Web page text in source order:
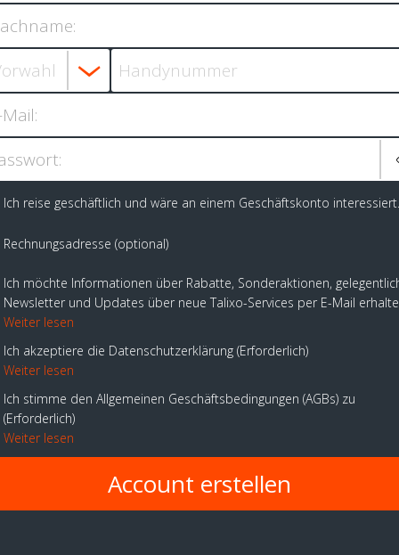
Ich reise geschäftlich und wäre an einem Geschäftskonto interessiert.
Rechnungsadresse (optional)
Ich möchte Informationen über Rabatte, Sonderaktionen,
Newsletter und Updates über neue Talixo-Services per E-Mail
Weiter lesen
Ich akzeptiere die Datenschutzerklärung Erforderlich
Weiter lesen
Ich stimme den Allgemeinen Geschäftsbedingungen (AGBs) zu
Erforderlich
Weiter lesen